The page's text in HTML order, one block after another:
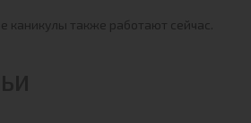
каникулы также работают сейчас.